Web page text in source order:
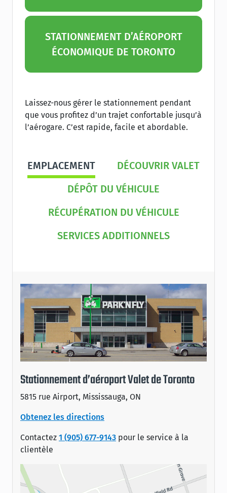
STATIONNEMENT D’AÉROPORT
ÉCONOMIQUE DE TORONTO
Laissez-nous gérer le stationnement pendant
que vous profitez d’un trajet confortable jusqu’à
l’aérogare. C’est rapide, facile et abordable.
EMPLACEMENT
DÉCOUVRIR VALET
DÉPÔT DU VÉHICULE
RÉCUPÉRATION DU VÉHICULE
SERVICES ADDITIONNELS
Stationnement d’aéroport Valet de Toronto
5815 rue Airport, Mississauga, ON
Obtenez les directions
Contactez 1 (905) 677-9143 pour le service à la
clientèle